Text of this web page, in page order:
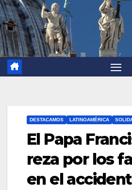
DESTACAMOS LATINOAMÉRICA
El Papa
reza por los
en el